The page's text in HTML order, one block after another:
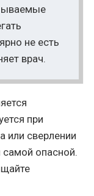
не есть
врач.
при
или сверлении
самой опасной.